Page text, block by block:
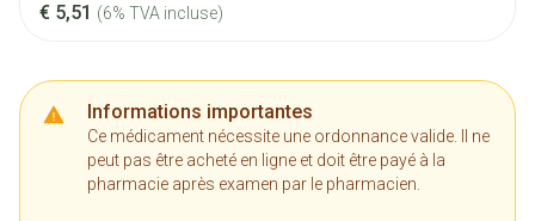
€ 5,51 (6% TVA incluse)
Informations importantes
Ce médicament nécessite une ordonnance valide. Il ne
peut pas être acheté en ligne et doit être payé à la
pharmacie après examen par le pharmacien.